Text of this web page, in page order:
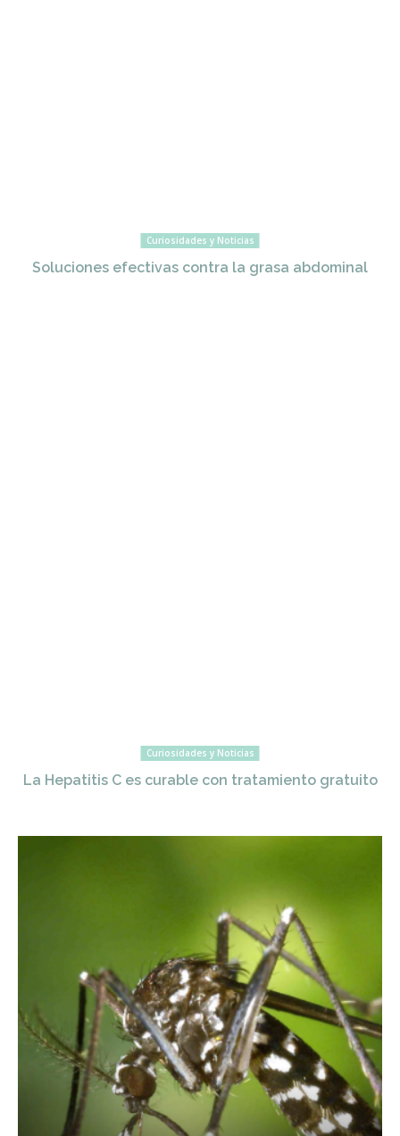
Curiosidades y Noticias
Soluciones efectivas contra la grasa abdominal
Curiosidades y Noticias
La Hepatitis C es curable con tratamiento gratuito